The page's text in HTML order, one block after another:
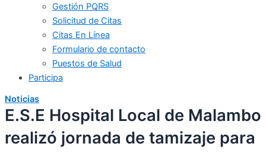
Gestión PQRS
Solicitud de Citas
Citas En Línea
Formulario de contacto
Puestos de Salud
Participa
Noticias
E.S.E Hospital Local de Malambo
realizó jornada de tamizaje para